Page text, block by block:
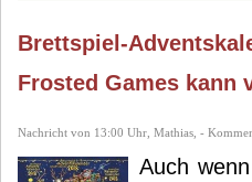
Brettspiel-
Frosted Games kann
Nachricht von 13:00 Uhr, Mathias, -
Auch